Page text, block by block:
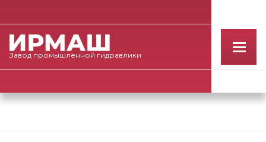
Завод промышленной гидравлики